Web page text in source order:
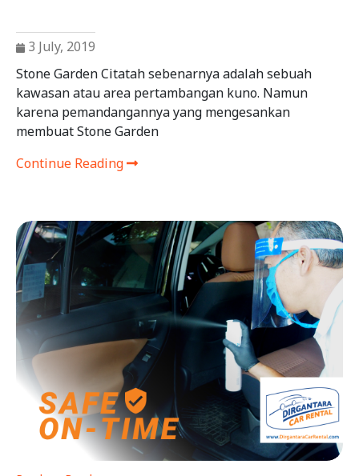
3 July, 2019
Stone Garden Citatah sebenarnya adalah sebuah
kawasan atau area pertambangan kuno. Namun
karena pemandangannya yang mengesankan
membuat Stone Garden
Continue Reading